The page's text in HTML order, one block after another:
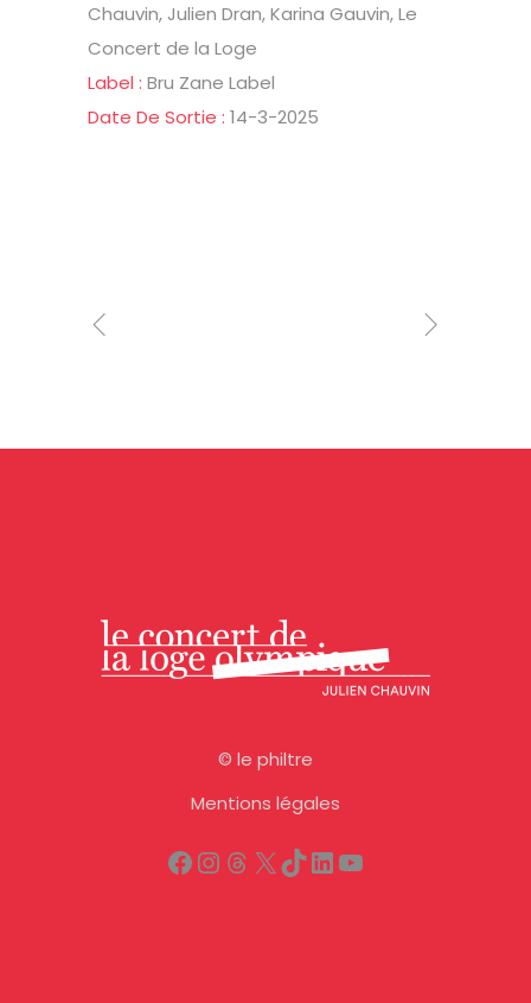
Chauvin, Julien Dran, Karina Gauvin, Le
Concert de la Loge
Label : Bru Zane Label
Date De Sortie : 14-3-2025
© le philtre
Mentions légales
Facebook
Instagram
Threads
X TikTok
LinkedIn
YouTube